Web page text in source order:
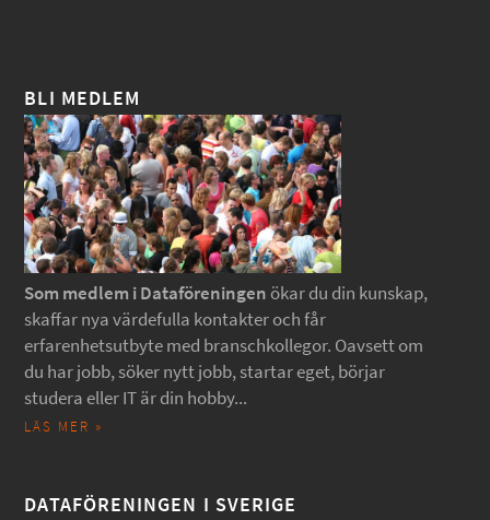
BLI MEDLEM
Som medlem i Dataföreningen ökar du din kunskap,
skaffar nya värdefulla kontakter och får
erfarenhetsutbyte med branschkollegor. Oavsett om
du har jobb, söker nytt jobb, startar eget, börjar
studera eller IT är din hobby...
LÄS MER »
DATAFÖRENINGEN I SVERIGE